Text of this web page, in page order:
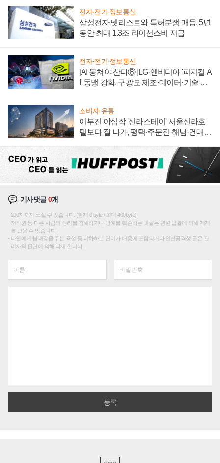
전자·전기·정보통신
삼성전자 넷리스트와 특허분쟁 매듭, 5년
동안 최대 1.3조 라이선스비 지급
전자·전기·정보통신
[AI 뭉쳐야 산다⑧] LG·엔비디아 '피지컬 A
I' 동맹 강화, 구광모 제조·데이터·기술 결
소비자·유통
이부진 야심작 '신라스테이' 서울신라호
텔보다 잘 나가, 평택·주문진·해남·건대로
기사댓글0개
200자까지 쓰실 수 있습니다. (현재 0 byte / 최대 400byte)
저작권 등 다른 사람의 권리를 침해하거나 명예를 훼손하는 댓글은 관련 법률에 의해 제재
를 받을 수 있습니다.
타인에게 불쾌감을 주는 욕설 등 비하하는 단어가 내용에 포함되거나 인신공격성 글은 관
리자의 판단에 의해 삭제 합니다.